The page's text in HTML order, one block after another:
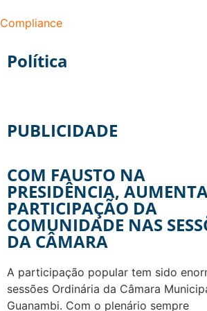
Compliance
Política
PUBLICIDADE
COM FAUSTO NA
PRESIDÊNCIA,
PARTICIPAÇÃO DA
COMUNIDADE NAS
DA CÂMARA
A participação popular tem sido
sessões Ordinária da Câmara
Guanambi. Com o plenário sempre